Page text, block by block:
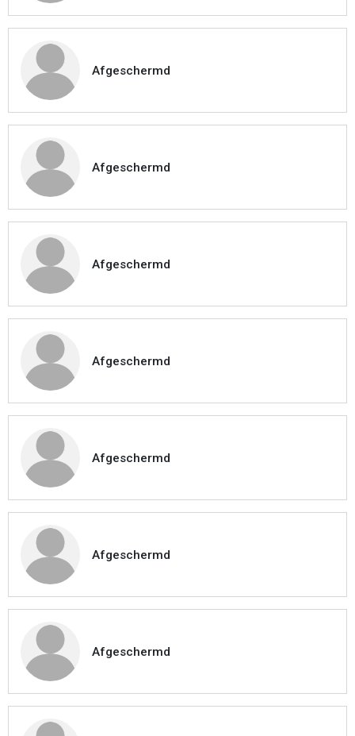
Afgeschermd
Afgeschermd
Afgeschermd
Afgeschermd
Afgeschermd
Afgeschermd
Afgeschermd